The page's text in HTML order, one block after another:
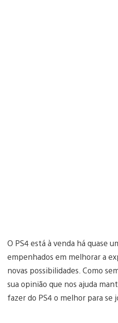
O PS4 está à venda há quase
empenhados em melhorar a
novas possibilidades. Como
sua opinião que nos ajuda
fazer do PS4 o melhor para se